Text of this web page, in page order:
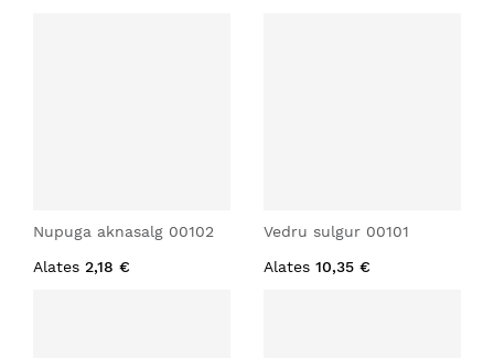
Nupuga aknasalg 00102
Alates 2,18 €
Vedru sulgur 00101
Alates 10,35 €